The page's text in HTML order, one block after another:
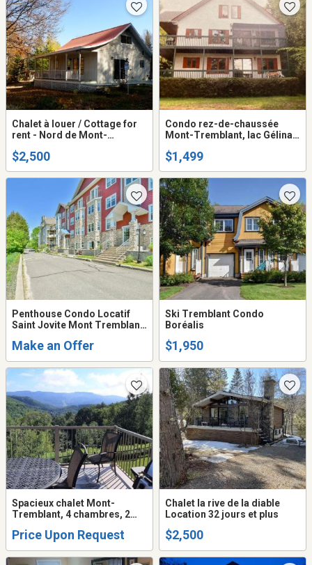
Chalet à louer / Cottage for
rent - Nord de Mont-
La Conception
$2,500
Condo rez-de-chaussée
Mont-Tremblant, lac Gélinas
$1,499
Penthouse Condo Locatif
Saint Jovite Mont Tremblant
Make an Offer
Ski Tremblant Condo
Boréalis
$1,950
Spacieux chalet Mont-
Tremblant, 4 chambres, 2
Price Upon Request
Chalet la rive de la diable
Location 32 jours et plus
$2,500